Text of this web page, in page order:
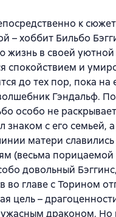
к
– хоббит Бильбо
жизнь в своей
спокойствием и
до тех пор, пока на
Гэндальф.
особо не
знаком с его семьей,
матери славились
(весьма порицаемой
довольный
во главе с Торином
цель –
драконом. Но